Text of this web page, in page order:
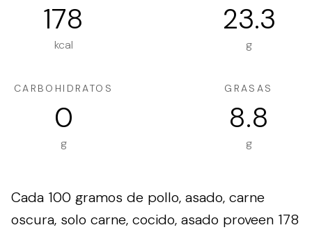
178
kcal
23.3
g
CARBOHIDRATOS
0
g
GRASAS
8.8
g
Cada 100 gramos de pollo, asado, carne
oscura, solo carne, cocido, asado proveen 178